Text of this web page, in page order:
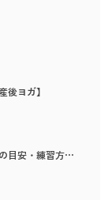
ヨガ】
目安・練習方…